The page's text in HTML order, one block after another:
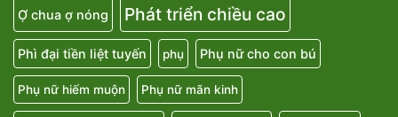
Ợ chua ợ nóng Phát triển chiều cao
Phì đại tiền liệt tuyến phụ Phụ nữ cho con bú
Phụ nữ hiếm muộn Phụ nữ mãn kinh